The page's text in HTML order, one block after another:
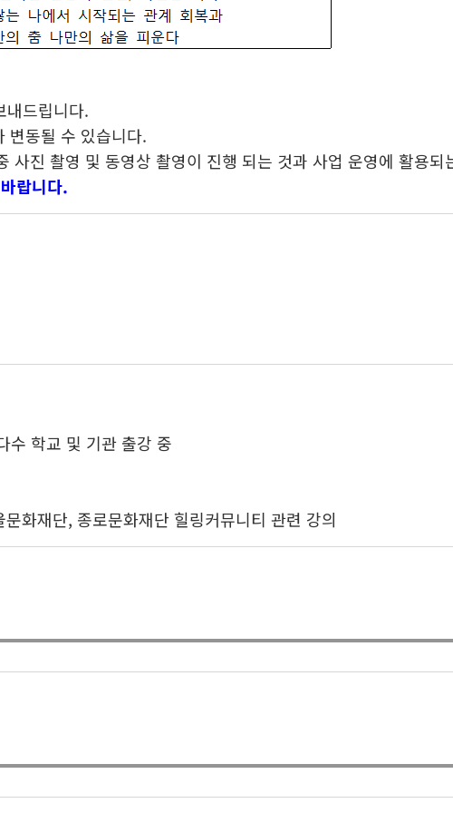
드립니다.
변동될 수 있습니다.
진 촬영 및 동영상 촬영이 진행 되는 것과 사업 운영에 활용되
랍니다.
수 학교 및 기관 출강 중
화재단, 종로문화재단 힐링커뮤니티 관련 강의